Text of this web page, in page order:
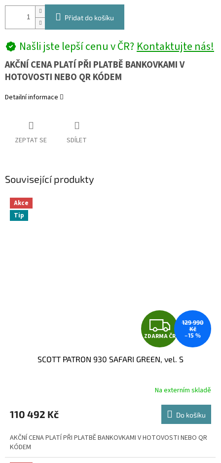
Přidat do košíku
Našli jste lepší cenu v ČR?Kontaktujte nás!
AKČNÍ CENA PLATÍ PŘI PLATBĚ BANKOVKAMI V
HOTOVOSTI NEBO QR KÓDEM
Detailní informace
ZEPTAT SE SDÍLET
Související produkty
Akce
Tip
Z
D
A
R
M
A
ZDARMA ČR
129 990
Kč
–15 %
SCOTT PATRON 930 SAFARI GREEN, vel. S
Na externím skladě
110 492 Kč Do košíku
AKČNÍ CENA PLATÍ PŘI PLATBĚ BANKOVKAMI V HOTOVOSTI NEBO QR
KÓDEM